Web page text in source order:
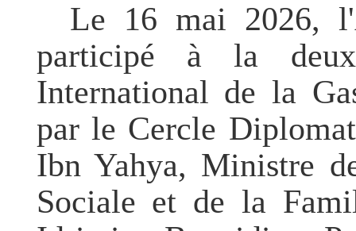
Le 16 mai 2026,
participé à la
International de la
par le Cercle
Ibn Yahya, Ministre
Sociale et de la